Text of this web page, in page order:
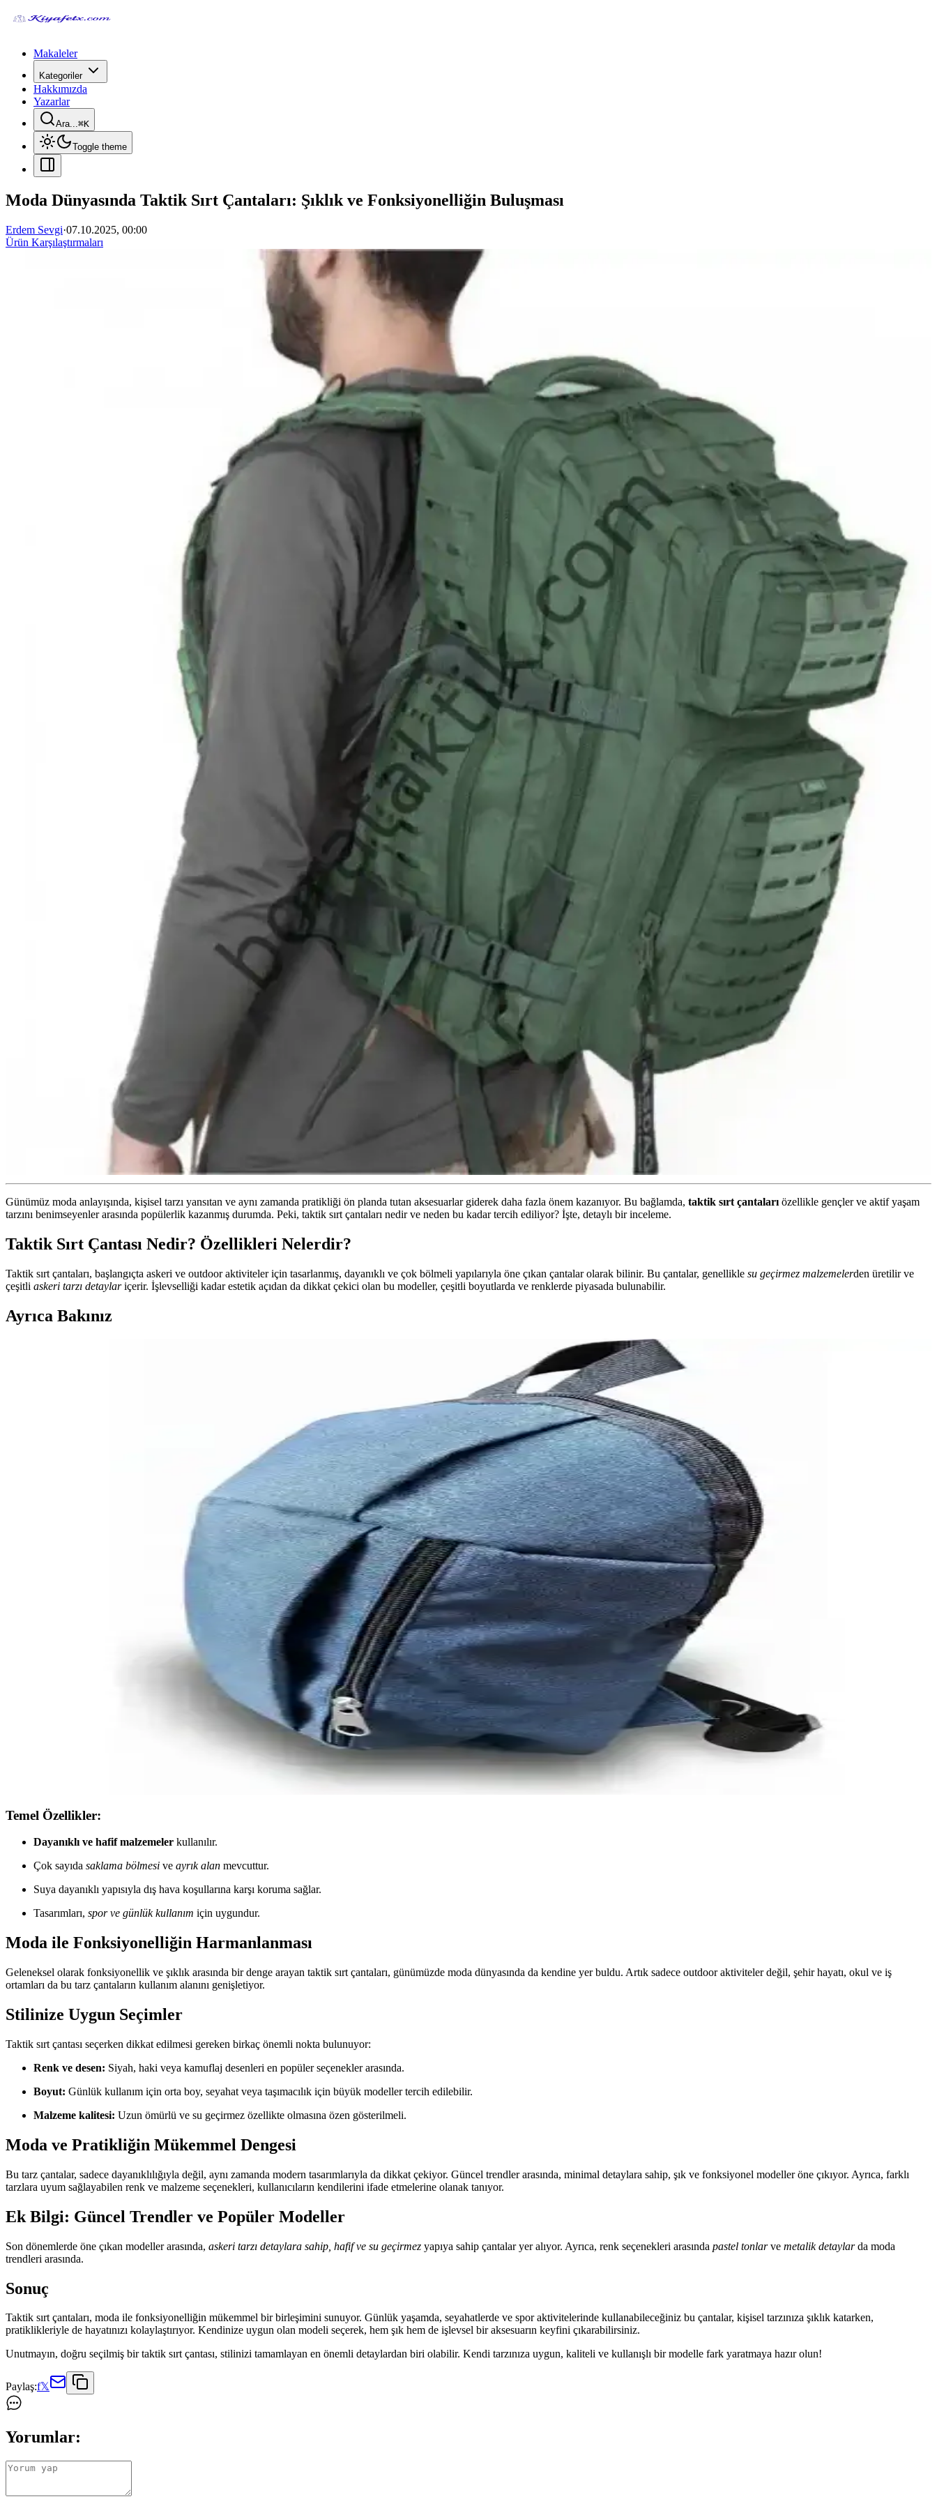
Makaleler
Kategoriler
Hakkımızda
Yazarlar
Ara...⌘K
Toggle theme
Moda Dünyasında Taktik Sırt Çantaları: Şıklık ve Fonksiyonelliğin Buluşması
Erdem Sevgi·07.10.2025, 00:00
Ürün Karşılaştırmaları
Günümüz moda anlayışında, kişisel tarzı yansıtan ve aynı zamanda pratikliği ön planda tutan aksesuarlar giderek daha fazla önem kazanıyor. Bu bağlamda, taktik sırt çantaları özellikle gençler ve aktif yaşam
tarzını benimseyenler arasında popülerlik kazanmış durumda. Peki, taktik sırt çantaları nedir ve neden bu kadar tercih ediliyor? İşte, detaylı bir inceleme.
Taktik Sırt Çantası Nedir? Özellikleri Nelerdir?
Taktik sırt çantaları, başlangıçta askeri ve outdoor aktiviteler için tasarlanmış, dayanıklı ve çok bölmeli yapılarıyla öne çıkan çantalar olarak bilinir. Bu çantalar, genellikle su geçirmez malzemelerden üretilir ve
çeşitli askeri tarzı detaylariçerir. İşlevselliği kadar estetik açıdan da dikkat çekici olan bu modeller, çeşitli boyutlarda ve renklerde piyasada bulunabilir.
Ayrıca Bakınız
Altınyılz<dı>z ve My Geppeto Bag Sırt Çantaları Karşılaştırması: Malzeme, Tasarım ve Kullanım Özellikleri
Bu makalede, Altınyılz<dı>z Classics gri logolu laptop bölmeli spor okul sırt çantası ile My Geppeto Bag bordo çok amaçlı sırt çantası detaylı inceleniyor. Malzeme, boyut, kullanım alanları ve kullanıcı geri
Dağcı ve Seyahat Sırt Çantaları Karşılaştırması: Malzeme, Kapasite ve Kullanım Özellikleri
İki farklı sırt çantası ürününün malzeme, kapasite ve kullanım alanları karşılaştırılarak, ihtiyaçlarınıza en uygun seçeneği bulmanıza yardımcı olacak bilgiler sunuluyor.
QiQi Store Çok Fonksiyonlu Erkek Sırt Çantası ve Go Biz Erkek Çantası Karşılaştırması
İki erkek çantası modelini malzeme, su geçirmezlik, kullanım alanları ve tasarım açısından karşılaştırıyoruz. Hangi ürün daha dayanıklı ve kullanışlı, detaylar burada.
Demy Cakard 1550 Dağcı Sırt Çantası ile Tengyueda Çok Fonksiyonlu Gri Sırt Çantası Karşılaştırması
Bu karşılaştırmada, Demy Cakard 1550 ve Tengyueda gri sırt çantalarının malzeme, kapasite ve kullanım alanları analiz edilerek, kullanıcı yorumlarıyla avantaj ve dezavantajlar ortaya konuyor.
QiQi Store Çok Fonksiyonlu Erkek Sırt Çantası Dayanıklı ve Su Geçirmez Tasarım
QiQi Store'un su geçirmez, hafif ve çok fonksiyonlu erkek sırt çantası, geniş depolama alanı ve dayanıklı malzemeleriyle günlük ve outdoor kullanımlarınıza uygun bir seçenek sunar.
Altınyılz Classics ve Lebina Sırt Çantaları Karşılaştırması: Malzeme, Tasarım ve Kullanıcı Yorumları
İki farklı sırt çantası modeli detaylı karşılaştırılıyor. Malzeme, boyut, tasarım ve kullanıcı geri bildirimleri analiz edilerek, dayanıklılık ve fonksiyonellik açısından değerlendirilmiştir.
Wmtoore Dayanıklı Taşıma Sırt Çantası: Geniş Kapasiteli ve Su Geçirmez Seyahat Çantası
Wmtoore dayanıklı sırt çantası, su geçirmez, genişletilebilir ve hafif yapısıyla günlük ve seyahatlerde güvenle kullanılabilir, teknolojik cihazlar için özel bölmeler sunar.
J.Pars Mini Sırt Çantası: Suya Dayanıklı, Hafif ve Şık Günlük ve Spor Kullanımı İçin
Suya dayanıklı imperteks kumaş ve sağlam fermuarıyla, hafif ve şık tasarımıyla günlük ve spor ihtiyaçlarınızı pratik şekilde karşılar, sezon farketmeksizin kullanılır.
Temel Özellikler:
Dayanıklı ve hafif malzemeler kullanılır.
Çok sayıda saklama bölmesi ve ayrık alan mevcuttur.
Suya dayanıklı yapısıyla dış hava koşullarına karşı koruma sağlar.
Tasarımları, spor ve günlük kullanım için uygundur.
Moda ile Fonksiyonelliğin Harmanlanması
Geleneksel olarak fonksiyonellik ve şıklık arasında bir denge arayan taktik sırt çantaları, günümüzde moda dünyasında da kendine yer buldu. Artık sadece outdoor aktiviteler değil, şehir hayatı, okul ve iş
ortamları da bu tarz çantaların kullanım alanını genişletiyor.
Stilinize Uygun Seçimler
Taktik sırt çantası seçerken dikkat edilmesi gereken birkaç önemli nokta bulunuyor:
Renk ve desen: Siyah, haki veya kamuflaj desenleri en popüler seçenekler arasında.
Boyut: Günlük kullanım için orta boy, seyahat veya taşımacılık için büyük modeller tercih edilebilir.
Malzeme kalitesi: Uzun ömürlü ve su geçirmez özellikte olmasına özen gösterilmeli.
Moda ve Pratikliğin Mükemmel Dengesi
Bu tarz çantalar, sadece dayanıklılığıyla değil, aynı zamanda modern tasarımlarıyla da dikkat çekiyor. Güncel trendler arasında, minimal detaylara sahip, şık ve fonksiyonel modeller öne çıkıyor. Ayrıca, farklı
tarzlara uyum sağlayabilen renk ve malzeme seçenekleri, kullanıcıların kendilerini ifade etmelerine olanak tanıyor.
Ek Bilgi: Güncel Trendler ve Popüler Modeller
Son dönemlerde öne çıkan modeller arasında, askeri tarzı detaylara sahip, hafif ve su geçirmez yapıya sahip çantalar yer alıyor. Ayrıca, renk seçenekleri arasında pastel tonlarve metalik detaylarda moda
trendleri arasında.
Sonuç
Taktik sırt çantaları, moda ile fonksiyonelliğin mükemmel bir birleşimini sunuyor. Günlük yaşamda, seyahatlerde ve spor aktivitelerinde kullanabileceğiniz bu çantalar, kişisel tarzınıza şıklık katarken,
pratiklikleriyle de hayatınızı kolaylaştırıyor. Kendinize uygun olan modeli seçerek, hem şık hem de işlevsel bir aksesuarın keyfini çıkarabilirsiniz.
Unutmayın, doğru seçilmiş bir taktik sırt çantası, stilinizi tamamlayan en önemli detaylardan biri olabilir. Kendi tarzınıza uygun, kaliteli ve kullanışlı bir modelle fark yaratmaya hazır olun!
Paylaş:f𝕏
Yorumlar: